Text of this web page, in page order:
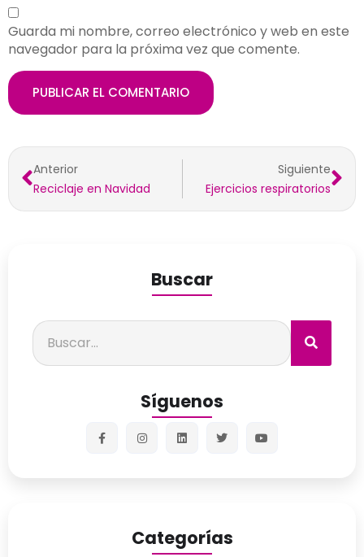
Guarda mi nombre, correo electrónico y web en este
navegador para la próxima vez que comente.
Anterior
Reciclaje en Navidad
Siguiente
Ejercicios respiratorios
Buscar
Síguenos
Categorías